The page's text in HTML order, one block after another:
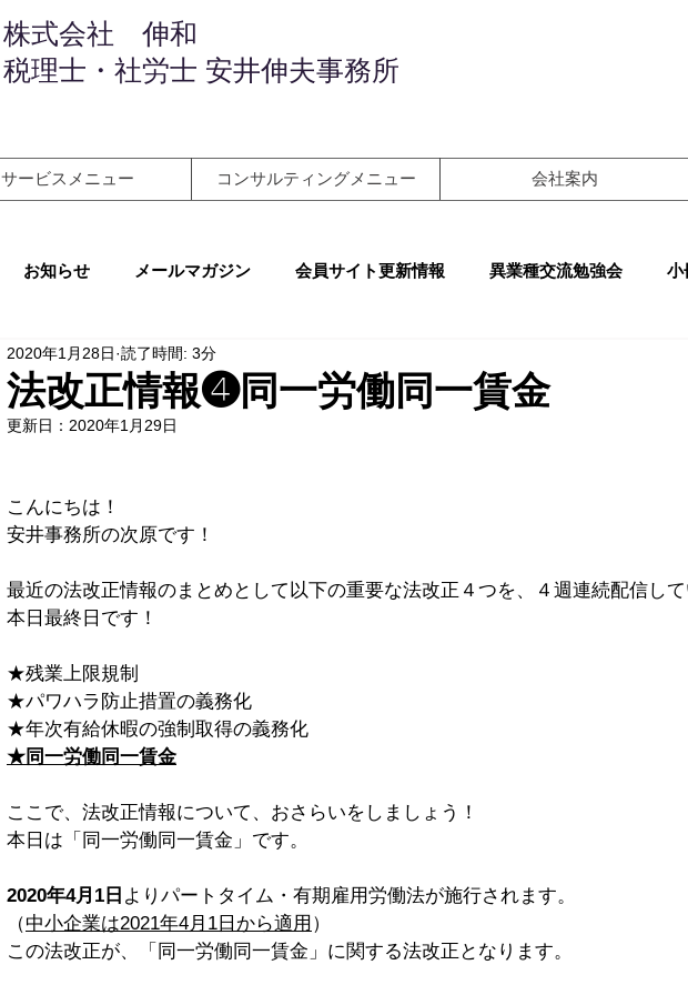
​株式会社 伸和
税理士・社労士 安井伸夫事務所
サービスメニュー コンサルティングメニュー 会社案内
お知らせ メールマガジン 会員サイト更新情報 異業種交流勉強会 小
法改正情報❹同一労働同一賃金
2020年1月28日 読了時間: 3分
更新日： 2020年1月29日
こんにちは！
安井事務所の次原です！
最近の法改正情報のまとめとして以下の重要な法改正４つを、４週連続配信し
本日最終日です！
★残業上限規制
★パワハラ防止措置の義務化
★年次有給休暇の強制取得の義務化
★同一労働同一賃金
ここで、法改正情報について、おさらいをしましょう！
本日は「同一労働同一賃金」です。
2020年4月1日 よりパートタイム・有期雇用労働法が施行されます。
（中小企業は2021年4月1日から適用 ）
この法改正が、「同一労働同一賃金」に関する法改正となります。